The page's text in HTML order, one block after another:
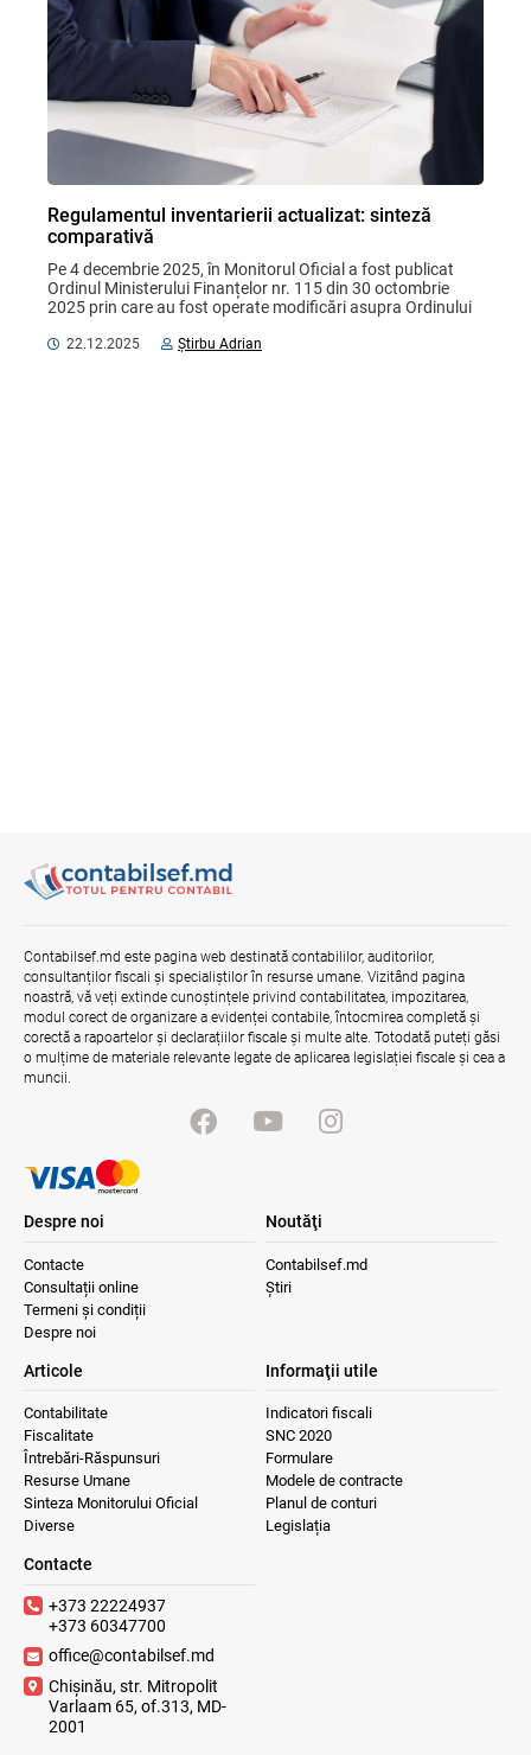
Regulamentul inventarierii actualizat: sinteză
comparativă
Pe 4 decembrie 2025, în Monitorul Oficial a fost publicat
Ordinul Ministerului Finanțelor nr. 115 din 30 octombrie
2025 prin care au fost operate modificări asupra Ordinului
22.12.2025 Știrbu Adrian
Contabilsef.md este pagina web destinată contabililor, auditorilor,
consultanților fiscali și specialiștilor în resurse umane. Vizitând pagina
noastră, vă veți extinde cunoștințele privind contabilitatea, impozitarea,
modul corect de organizare a evidenței contabile, întocmirea completă și
corectă a rapoartelor și declarațiilor fiscale și multe alte. Totodată puteți găsi
o mulțime de materiale relevante legate de aplicarea legislației fiscale și cea a
muncii.
Despre noi
Contacte
Consultații online
Termeni și condiții
Despre noi
Noutăţi
Contabilsef.md
Știri
Articole
Contabilitate
Fiscalitate
Întrebări-Răspunsuri
Resurse Umane
Sinteza Monitorului Oficial
Diverse
Informaţii utile
Indicatori fiscali
SNC 2020
Formulare
Modele de contracte
Planul de conturi
Legislația
Contacte
+373 22224937
+373 60347700
office@contabilsef.md
Chișinău, str. Mitropolit
Varlaam 65, of.313, MD-
2001